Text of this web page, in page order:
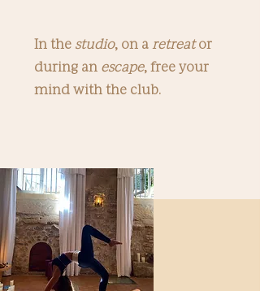
In the studio, on aretreator
during an escape, free your
mind with the club.